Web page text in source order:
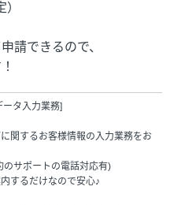
請できるので、
ータ入力業務]
関するお客様情報の入力業務をお
のサポートの電話対応有)
するだけなので安心♪